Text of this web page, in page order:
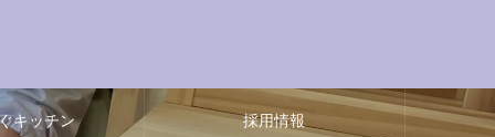
キッチン 採用情報